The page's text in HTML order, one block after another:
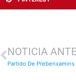
NOTICIA
Partido De Prebenxamins